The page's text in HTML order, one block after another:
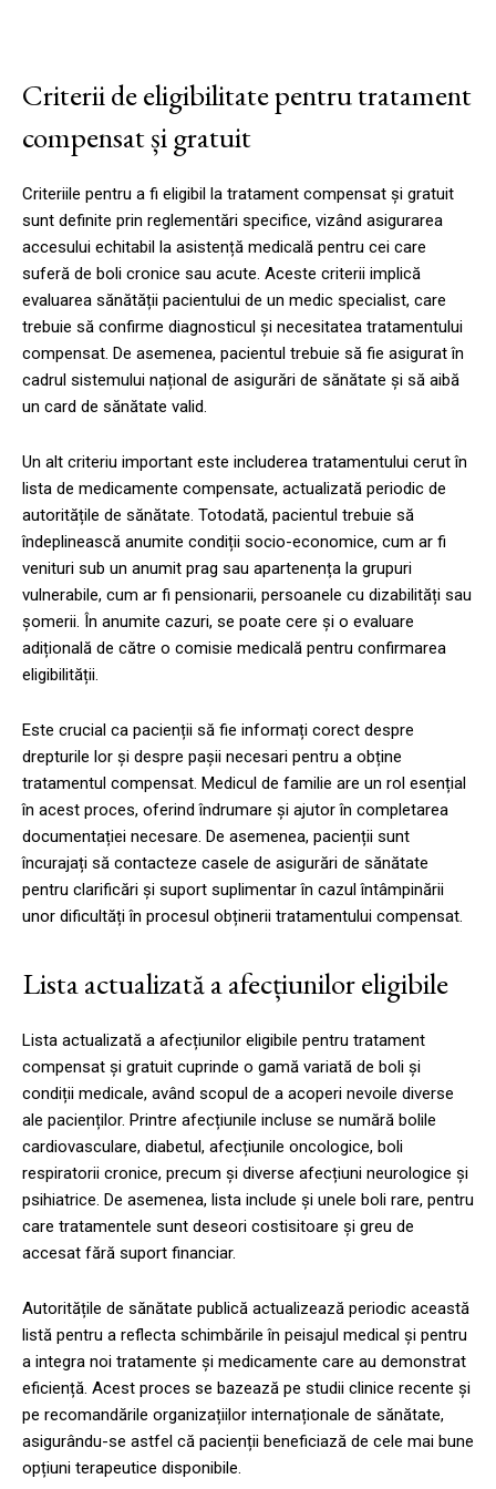
Criterii de eligibilitate pentru tratament
compensat și gratuit
Criteriile pentru a fi eligibil la tratament compensat și gratuit
sunt definite prin reglementări specifice, vizând asigurarea
accesului echitabil la asistență medicală pentru cei care
suferă de boli cronice sau acute. Aceste criterii implică
evaluarea sănătății pacientului de un medic specialist, care
trebuie să confirme diagnosticul și necesitatea tratamentului
compensat. De asemenea, pacientul trebuie să fie asigurat în
cadrul sistemului național de asigurări de sănătate și să aibă
un card de sănătate valid.
Un alt criteriu important este includerea tratamentului cerut în
lista de medicamente compensate, actualizată periodic de
autoritățile de sănătate. Totodată, pacientul trebuie să
îndeplinească anumite condiții socio-economice, cum ar fi
venituri sub un anumit prag sau apartenența la grupuri
vulnerabile, cum ar fi pensionarii, persoanele cu dizabilități sau
șomerii. În anumite cazuri, se poate cere și o evaluare
adițională de către o comisie medicală pentru confirmarea
eligibilității.
Este crucial ca pacienții să fie informați corect despre
drepturile lor și despre pașii necesari pentru a obține
tratamentul compensat. Medicul de familie are un rol esențial
în acest proces, oferind îndrumare și ajutor în completarea
documentației necesare. De asemenea, pacienții sunt
încurajați să contacteze casele de asigurări de sănătate
pentru clarificări și suport suplimentar în cazul întâmpinării
unor dificultăți în procesul obținerii tratamentului compensat.
Lista actualizată a afecțiunilor eligibile
Lista actualizată a afecțiunilor eligibile pentru tratament
compensat și gratuit cuprinde o gamă variată de boli și
condiții medicale, având scopul de a acoperi nevoile diverse
ale pacienților. Printre afecțiunile incluse se numără bolile
cardiovasculare, diabetul, afecțiunile oncologice, boli
respiratorii cronice, precum și diverse afecțiuni neurologice și
psihiatrice. De asemenea, lista include și unele boli rare, pentru
care tratamentele sunt deseori costisitoare și greu de
accesat fără suport financiar.
Autoritățile de sănătate publică actualizează periodic această
listă pentru a reflecta schimbările în peisajul medical și pentru
a integra noi tratamente și medicamente care au demonstrat
eficiență. Acest proces se bazează pe studii clinice recente și
pe recomandările organizațiilor internaționale de sănătate,
asigurându-se astfel că pacienții beneficiază de cele mai bune
opțiuni terapeutice disponibile.